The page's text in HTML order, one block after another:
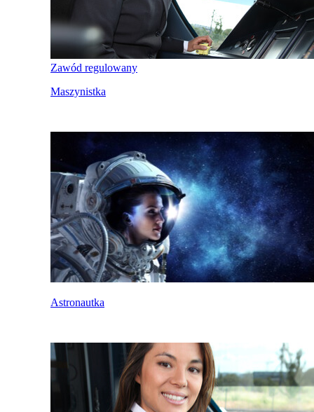
Zawód regulowany
Maszynistka
Astronautka